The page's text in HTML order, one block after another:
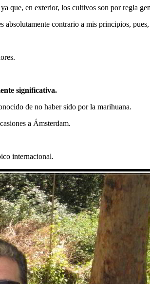
que, en exterior, los cultivos son por regla
contrario a mis principios,
significativa.
de no haber sido por la marihuana.
a Ámsterdam.
internacional.